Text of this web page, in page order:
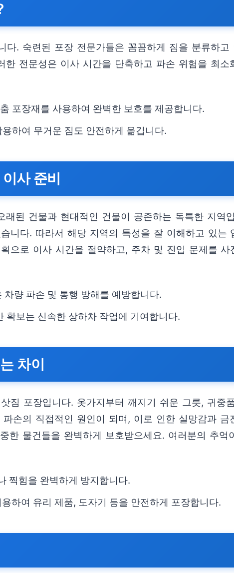
. 숙련된 포장 전문가들은 꼼꼼하게 짐을 분류하
전문성은 이사 시간을 단축하고 파손 위험을 최
포장재를 사용하여 완벽한 보호를 제공합니다.
하여 무거운 짐도 안전하게 옮깁니다.
사 준비
된 건물과 현대적인 건물이 공존하는 독특한 지역
니다. 따라서 해당 지역의 특성을 잘 이해하고 있는
으로 이사 시간을 절약하고, 주차 및 진입 문제를
량 파손 및 통행 방해를 예방합니다.
확보는 신속한 상하차 작업에 기여합니다.
차이
짐 포장입니다. 옷가지부터 깨지기 쉬운 그릇, 귀중
손의 직접적인 원인이 되며, 이로 인한 실망감과
한 물건들을 완벽하게 보호받으세요. 여러분의 추
찍힘을 완벽하게 방지합니다.
하여 유리 제품, 도자기 등을 안전하게 포장합니다.